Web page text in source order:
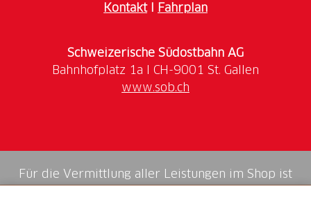
KontaktI Fahrplan
Schweizerische Südostbahn AG
www.sob.ch
Für die Vermittlung aller Leistungen im Shop ist